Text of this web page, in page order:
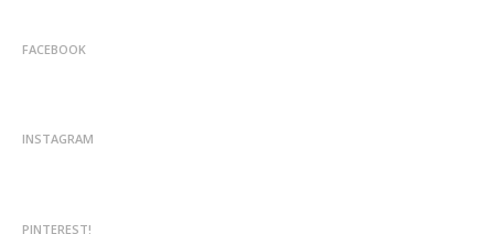
FACEBOOK
INSTAGRAM
PINTEREST!